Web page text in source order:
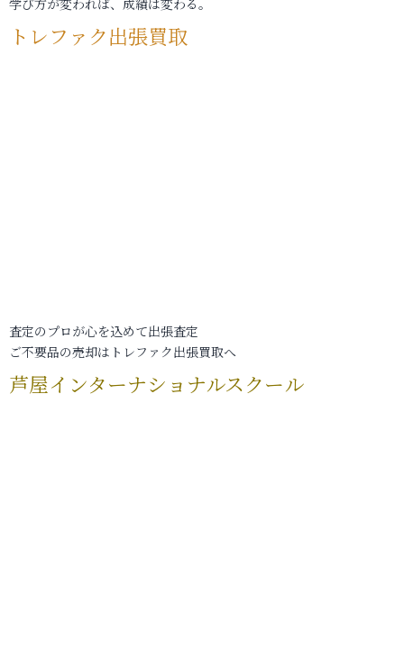
学び方が変われば、成績は変わる。
トレファク出張買取
査定のプロが心を込めて出張査定
ご不要品の売却はトレファク出張買取へ
芦屋インターナショナルスクール